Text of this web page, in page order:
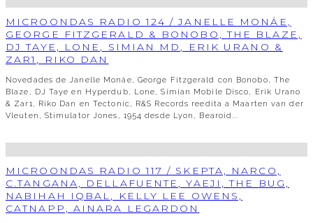
MICROONDAS RADIO 124 / JANELLE MONÁE,
GEORGE FITZGERALD & BONOBO, THE BLAZE,
DJ TAYE, LONE, SIMIAN MD, ERIK URANO &
ZAR1, RIKO DAN
Novedades de Janelle Monáe, George Fitzgerald con Bonobo, The
Blaze, DJ Taye en Hyperdub, Lone, Simian Mobile Disco, Erik Urano
& Zar1, Riko Dan en Tectonic, R&S Records reedita a Maarten van der
Vleuten, Stimulator Jones, 1954 desde Lyon, Bearoid...
MICROONDAS RADIO 117 / SKEPTA, NARCO,
C.TANGANA, DELLAFUENTE, YAEJI, THE BUG,
NABIHAH IQBAL, KELLY LEE OWENS,
CATNAPP, AINARA LEGARDON